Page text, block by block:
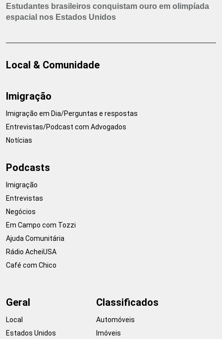
Estudantes brasileiros conquistam ouro em olimpíada
espacial nos Estados Unidos
Local & Comunidade
Imigração
Imigração em Dia/Perguntas e respostas
Entrevistas/Podcast com Advogados
Notícias
Podcasts
Imigração
Entrevistas
Negócios
Em Campo com Tozzi
Ajuda Comunitária
Rádio AcheiUSA
Café com Chico
Geral
Local
Estados Unidos
Classificados
Automóveis
Imóveis